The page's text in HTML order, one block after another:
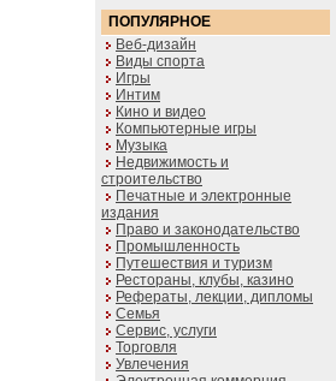
ПОПУЛЯРНОЕ
Веб-дизайн
Виды спорта
Игры
Интим
Кино и видео
Компьютерные игры
Музыка
Недвижимость и
строительство
Печатные и электронные
издания
Право и законодательство
Промышленность
Путешествия и туризм
Рестораны, клубы, казино
Рефераты, лекции, дипломы
Семья
Сервис, услуги
Торговля
Увлечения